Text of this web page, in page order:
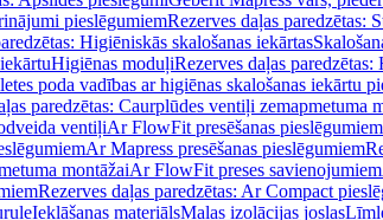
pieslēgumiemRezerves daļas paredzētas:
Higiēniskās skalošanas iekārtas
Higiēnas moduļiRezerves daļas
poda vadības ar higiēnas skalošanas iekārtu
paredzētas: Caurplūdes ventiļi zemapmetuma
ventiļiAr FlowFit presēšanas pieslēgumiem
Ar Mapress presēšanas pieslēgumiem
montāžaiAr FlowFit preses savienojumiem
Rezerves daļas paredzētas: Ar Compact
Ieklāšanas materiālsMalas izolācijas joslas